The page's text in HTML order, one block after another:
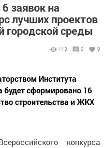
заявок на
лучших проектов
городской среды
113 0 0
Института
будет сформировано 16
строительства и ЖКХ
конкурса